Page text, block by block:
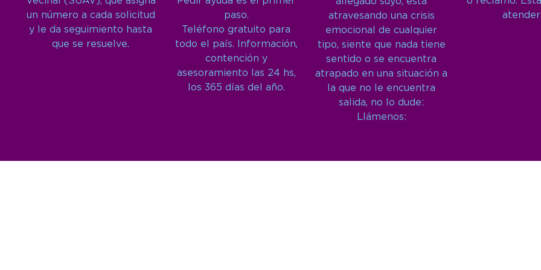
un número a cada solicitud
y le da seguimiento hasta
que se resuelve.
paso.
Teléfono gratuito para
todo el país. Información,
contención y
asesoramiento las 24 hs,
los 365 días del año.
atravesando una crisis
emocional de cualquier
tipo, siente que nada tiene
sentido o se encuentra
atrapado en una situación a
la que no le encuentra
salida, no lo dude:
Llámenos: